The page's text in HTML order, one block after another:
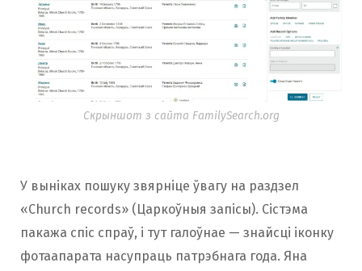
Скрыншот з сайта FamilySearch.org
У выніках пошуку звярніце ўвагу на раздзел
«Church records» (Царкоўныя запісы). Сістэма
пакажа спіс спраў, і тут галоўнае — знайсці іконку
фотаапарата насупраць патрэбнага года. Яна